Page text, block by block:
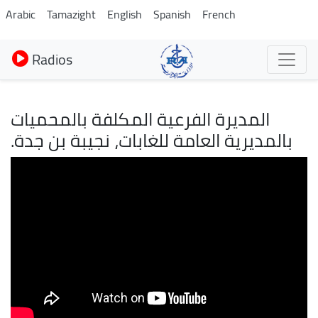
Aller
au
contenu
principal
Arabic Tamazight English Spanish French
Radios
المديرة الفرعية المكلفة بالمحميات
بالمديرية العامة للغابات، نجيبة بن جدة.